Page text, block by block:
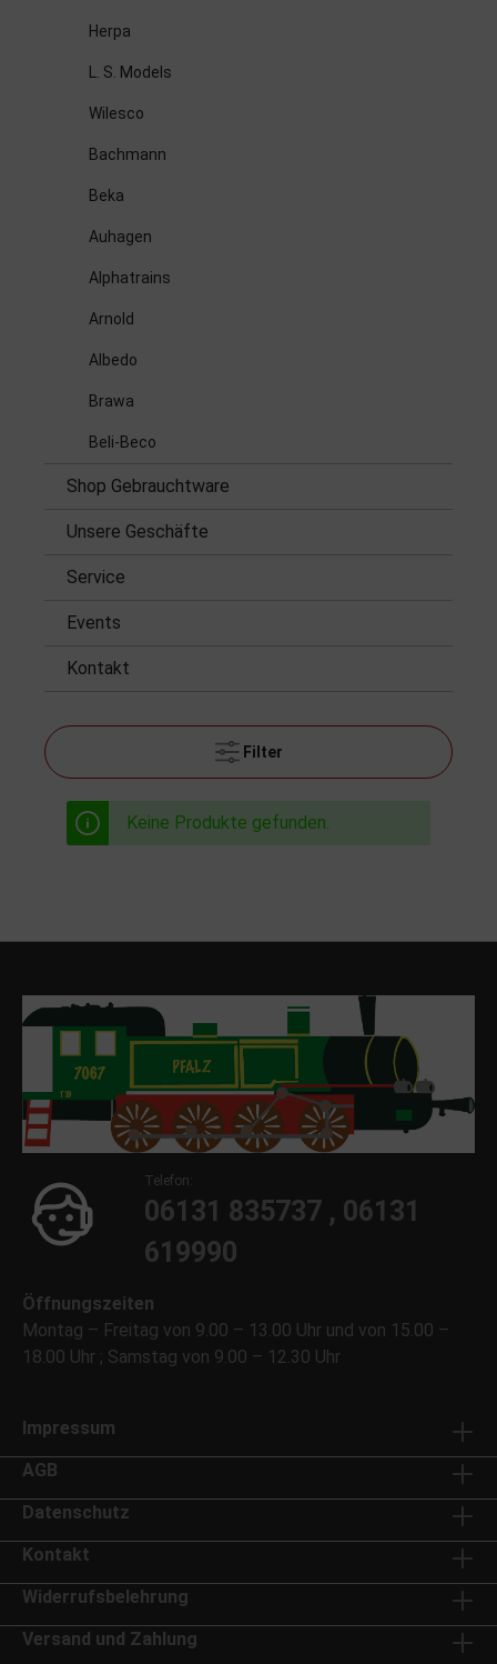
Herpa
L. S. Models
Wilesco
Bachmann
Beka
Auhagen
Alphatrains
Arnold
Albedo
Brawa
Beli-Beco
Shop Gebrauchtware
Unsere Geschäfte
Service
Events
Kontakt
Filter
Keine Produkte gefunden.
Telefon:
06131 835737 , 06131
619990
Öffnungszeiten
Montag – Freitag von 9.00 – 13.00 Uhr und von 15.00 –
18.00 Uhr ; Samstag von 9.00 – 12.30 Uhr
Impressum
AGB
Datenschutz
Kontakt
Widerrufsbelehrung
Versand und Zahlung